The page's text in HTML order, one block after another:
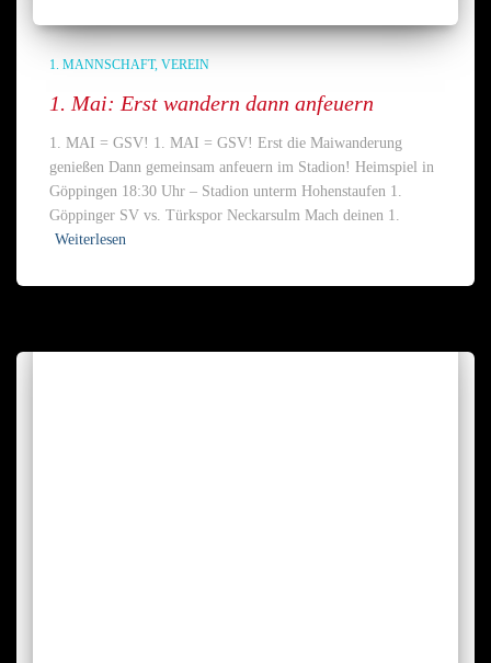
1. MANNSCHAFT VEREIN
1. Mai: Erst wandern dann anfeuern
1. MAI = GSV! 1. MAI = GSV! Erst die Maiwanderung
genießen Dann gemeinsam anfeuern im Stadion! Heimspiel in
Göppingen 18:30 Uhr – Stadion unterm Hohenstaufen 1.
Göppinger SV vs. Türkspor Neckarsulm Mach deinen 1.
Weiterlesen